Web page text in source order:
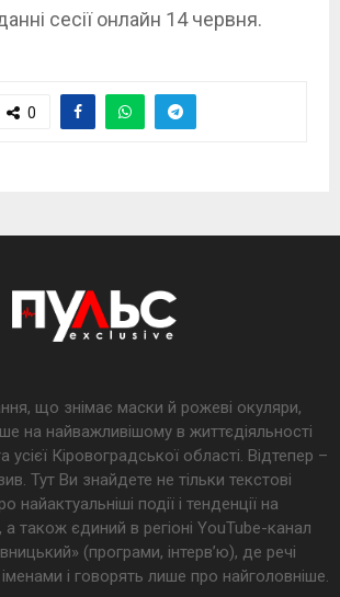
сесії онлайн 14 червня.
0
що знімає маски й рожеві окуляри,
на найважливішому в життєдіяльності
Кіровоградської області. Відтепер –
Тут Ви знайдете не тільки текстові
найактуальніші події і тенденції на
а також єдиний в регіоні YouTube-канал
(програми, інтерв’ю), де речі
і говорять лише про найголовніше.